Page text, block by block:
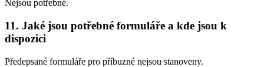
Nejsou potřebné.
11. Jaké jsou potřebné formuláře a kde jsou k
dispozici
Předepsané formuláře pro příbuzné nejsou stanoveny.